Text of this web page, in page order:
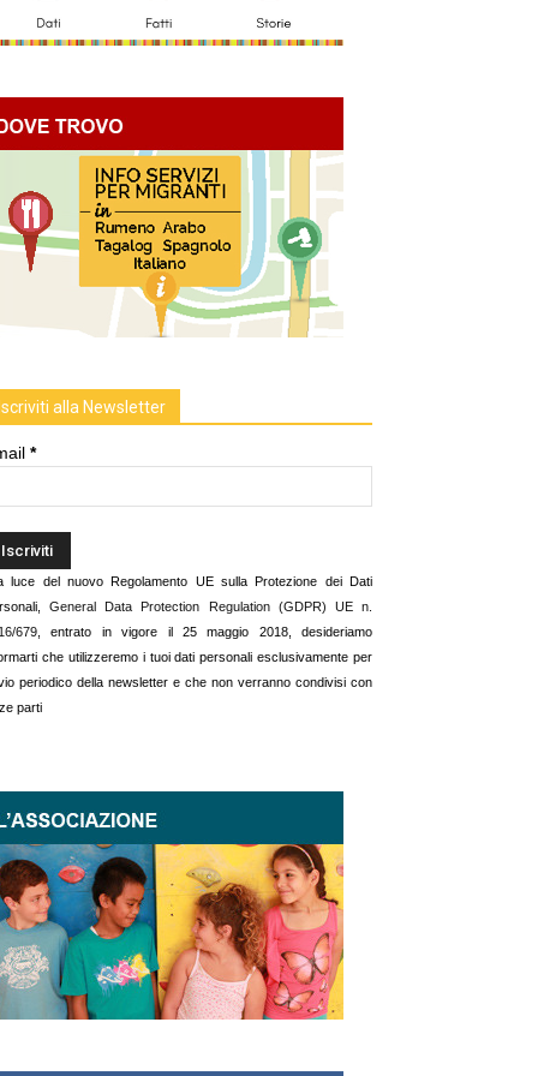
alla Newsletter
*
luce del nuovo Regolamento UE sulla Protezione dei Dati
General Data Protection Regulation (GDPR) UE n.
679 , entrato in vigore il 25 maggio 2018, desideriamo
che utilizzeremo i tuoi dati personali esclusivamente per
periodico della newsletter e che non verranno condivisi con
parti